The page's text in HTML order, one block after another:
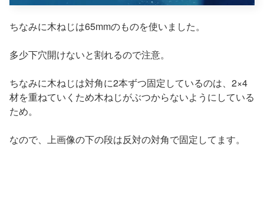
ちなみに木ねじは65mmのものを使いました。
多少下穴開けないと割れるので注意。
ちなみに木ねじは対角に2本ずつ固定しているのは、2×4
材を重ねていくため木ねじがぶつからないようにしている
ため。
なので、上画像の下の段は反対の対角で固定してます。